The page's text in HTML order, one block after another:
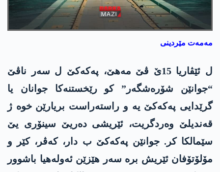
مەمەت مێردینی
ل ئێڤاریا 15ێ ڤێ مەهێ، پەکەکێ ل سەر ناڤێ
“جوانێن شۆرەشگەر” کو رێخستنەکا جوانان یا
گرێدایی پەکەکێ یە و راستەراست بریارێن خوە ژ
قەندیلێ وەردگریت، ئێریشی دەریێ سینۆری یێ
سێمالکا کر. جوانێن پەکەکێ ب دار، کەڤر، کێر و
مۆلۆتۆفان ئێریش برە سەر هێزێن ئەولەهیا باشوور